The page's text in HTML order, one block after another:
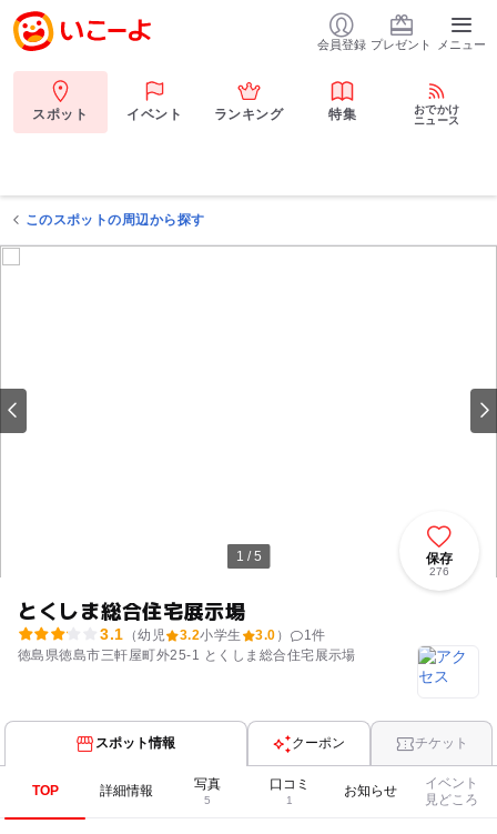
会員登録 プレゼント メニュー
スポット イベント ランキング 特集
おでかけ
ニュース
このスポットの周辺から探す
1 / 5
とくしま総合住宅展示場
3.1 （幼児 3.2小学生 3.0 ） 1件
徳島県徳島市三軒屋町外25-1 とくしま総合住宅展示場
保存
276
スポット情報 クーポン チケット
TOP 詳細情報 写真
5
口コミ
1
お知らせ
イベント
見どころ